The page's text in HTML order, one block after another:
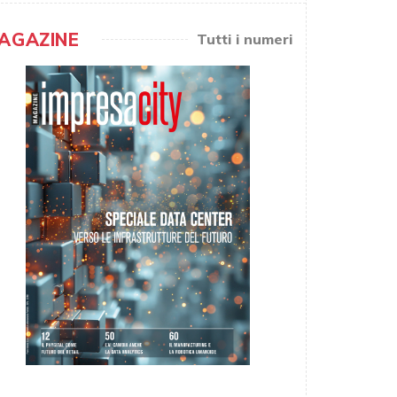
Tutti i numeri